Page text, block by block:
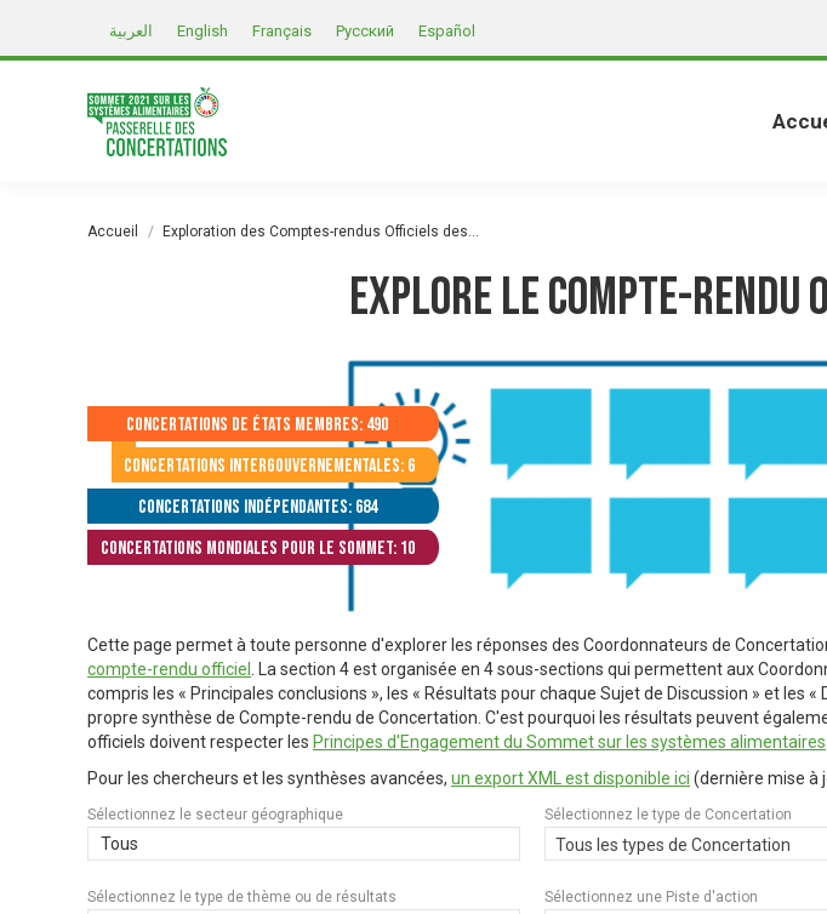
العربية English Français Русский Español
Vous êtes ici :
Accueil Exploration des Comptes-rendus Officiels des…
Explore le compte-
Concertations de États membres: 490
Concertations intergouvernementales: 6
Concertations indépendantes: 684
Concertations mondiales pour le Sommet: 10
Cette page permet à toute personne d'explorer les réponses des Coordonnateurs de
compte-rendu officiel . La section 4 est organisée en 4 sous-sections qui permettent aux
compris les « Principales conclusions », les « Résultats pour chaque Sujet de Discussion » et
propre synthèse de Compte-rendu de Concertation. C'est pourquoi les résultats peuvent
officiels doivent respecter les Principes d'Engagement du Sommet sur les systèmes alimentaires
Pour les chercheurs et les synthèses avancées, un export XML est disponible ici (dernière mise à
Sélectionnez le secteur géographique
Tous
Sélectionnez le type de Concertation
Tous les types de Concertation
Sélectionnez le type de thème ou de résultats Sélectionnez une Piste d'action